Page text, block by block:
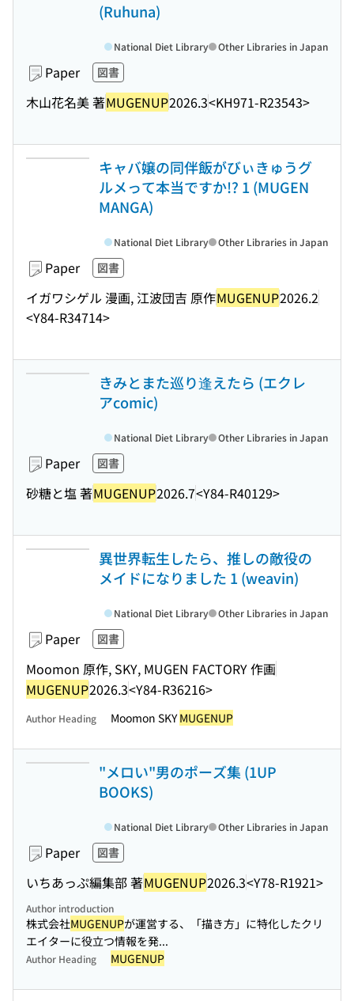
(Ruhuna)
Paper 図書
木山花名美 著MUGENUP2026.3<KH971-R23543>
National Diet Library Other Libraries in Japan
キャバ嬢の同伴飯がびぃきゅうグ
ルメって本当ですか!? 1 (MUGEN
MANGA)
Paper 図書
イガワシゲル 漫画, 江波団吉 原作MUGENUP2026.2
<Y84-R34714>
National Diet Library Other Libraries in Japan
きみとまた巡り逢えたら (エクレ
アcomic)
Paper 図書
砂糖と塩 著MUGENUP2026.7<Y84-R40129>
National Diet Library Other Libraries in Japan
異世界転生したら、推しの敵役の
メイドになりました 1 (weavin)
Paper 図書
Moomon 原作, SKY, MUGEN FACTORY 作画
MUGENUP2026.3<Y84-R36216>
National Diet Library Other Libraries in Japan
Author Heading Moomon SKYMUGENUP
"メロい"男のポーズ集 (1UP
BOOKS)
Paper 図書
いちあっぷ編集部 著MUGENUP2026.3<Y78-R1921>
National Diet Library Other Libraries in Japan
Author introduction
株式会社MUGENUPが運営する、「描き方」に特化したクリ
エイターに役立つ情報を発...
Author Heading MUGENUP